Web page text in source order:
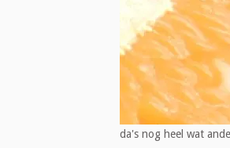
da's nog heel wat